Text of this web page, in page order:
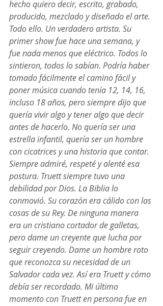
hecho quiero decir, escrito, grabado,
producido, mezclado y diseñado el arte.
Todo ello. Un verdadero artista. Su
primer show fue hace una semana, y
fue nada menos que eléctrico. Todos lo
sintieron, todos lo sabían. Podría haber
tomado fácilmente el camino fácil y
poner música cuando tenía 12, 14, 16,
incluso 18 años, pero siempre dijo que
quería vivir algo y tener algo que decir
antes de hacerlo. No quería ser una
estrella infantil, quería ser un hombre
con cicatrices y una historia que contar.
Siempre admiré, respeté y alenté esa
postura. Truett siempre tuvo una
debilidad por Dios. La Biblia lo
conmovió. Su corazón era cálido con las
cosas de su Rey. De ninguna manera
era un cristiano cortador de galletas,
pero dame un creyente que lucha por
seguir creyendo. Dame un hombre roto
que reconozca su necesidad de un
Salvador cada vez. Así era Truett y cómo
debía ser recordado. Mi último
momento con Truett en persona fue en